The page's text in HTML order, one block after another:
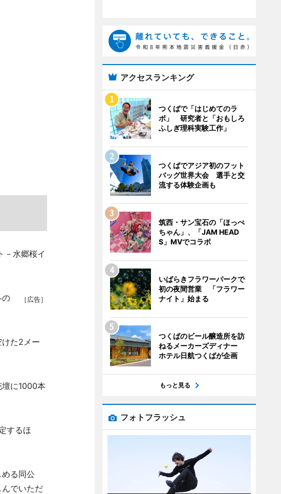
－水郷桜イ
［広告］
た2メー
に1000本
するほ
る同公
でいただ
アクセスランキング
つくばで「はじめてのラ
ボ」 研究者と「おもしろ
ふしぎ理科実験工作」
つくばでアジア初のフット
バッグ世界大会 選手と交
流する体験企画も
筑西・サン宝石の「ほっぺ
ちゃん」、「JAM HEAD
S」MVでコラボ
いばらきフラワーパークで
初の夜間営業 「フラワー
ナイト」始まる
つくばのビール醸造所を訪
ねるメーカーズディナー
ホテル日航つくばが企画
もっと見る
フォトフラッシュ